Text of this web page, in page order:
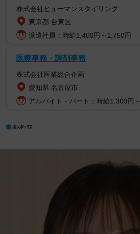
株式会社ヒューマンスタイリング
東京都 台東区
派遣社員：時給1,400円～1,750円
医療事務・調剤事務
株式会社医業総合企画
愛知県 名古屋市
アルバイト・パート：時給1,300円～